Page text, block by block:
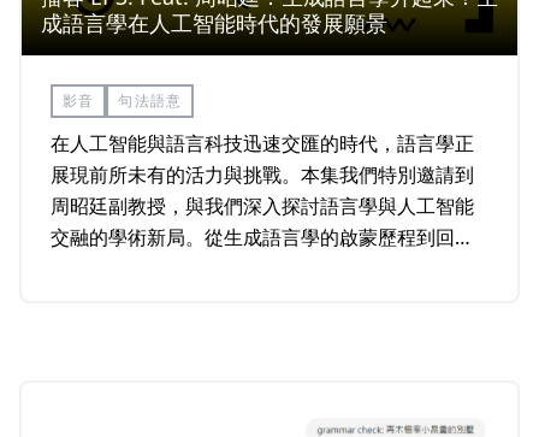
成語言學在人工智能時代的發展願景
影音 句法語意
在人工智能與語言科技迅速交匯的時代，語言學正
展現前所未有的活力與挑戰。本集我們特別邀請到
周昭廷副教授，與我們深入探討語言學與人工智能
交融的學術新局。從生成語言學的啟蒙歷程到回台